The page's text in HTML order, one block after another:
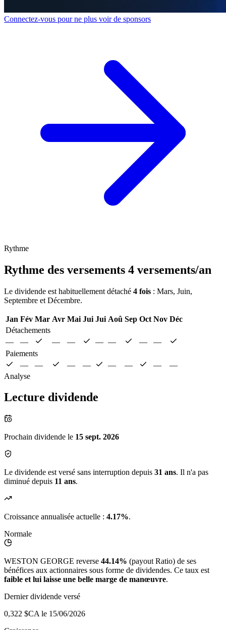
Connectez-vous pour ne plus voir de sponsors
Rythme
Rythme des versements 4 versements/an
Le dividende est habituellement détaché 4 fois : Mars, Juin,
Septembre et Décembre.
Jan Fév Mar Avr Mai Jui Jui Aoû Sep Oct Nov Déc
Détachements
—
— — — — — —
—
Paiements
—
— — — — — —
—
Analyse
Lecture dividende
Prochain dividende le 15 sept. 2026
Le dividende est versé sans interruption depuis 31 ans. Il n'a pas
diminué depuis 11 ans.
Croissance annualisée actuelle : 4.17%.
Normale
WESTON GEORGE reverse 44.14% (payout Ratio) de ses
bénéfices aux actionnaires sous forme de dividendes. Ce taux est
faible et lui laisse une belle marge de manœuvre.
Dernier dividende versé
0,322 $CA le 15/06/2026